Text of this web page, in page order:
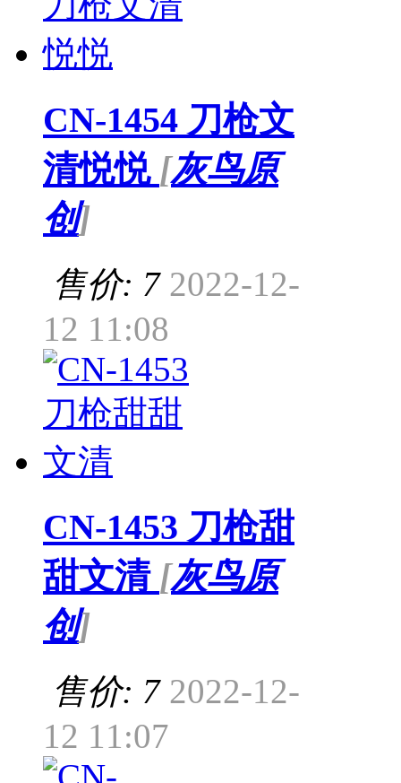
CN-1454 刀枪文
清悦悦 [灰鸟原
创]
售价: 7 2022-12-
12 11:08
CN-1453 刀枪甜
甜文清 [灰鸟原
创]
售价: 7 2022-12-
12 11:07